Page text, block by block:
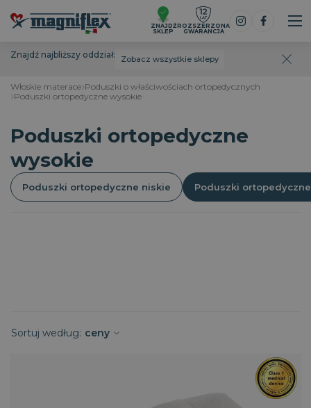
Znajdź najbliższy oddział: Zobacz wszystkie sklepy
ZNAJDŹ
SKLEP
ROZSZERZONA
GWARANCJA
Włoskie materace Poduszki o właściwościach ortopedycznych
Poduszki ortopedyczne wysokie
Poduszki ortopedyczne
wysokie
Poduszki ortopedyczne niskie Poduszki
Sortuj według: ceny